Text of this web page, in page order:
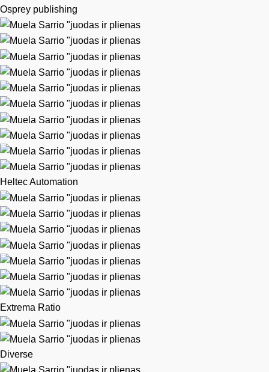
Osprey publishing
Heltec Automation
Extrema Ratio
Diverse